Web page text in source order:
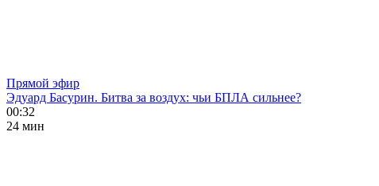
Прямой эфир
Эдуард Басурин. Битва за воздух: чьи БПЛА сильнее?
00:32
24 мин